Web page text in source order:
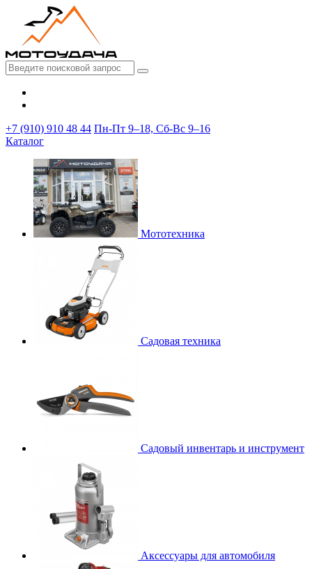
+7 (910) 910 48 44 Пн-Пт 9–18, Сб-Вс 9–16
Каталог
Мототехника
Садовая техника
Садовый инвентарь и инструмент
Аксессуары для автомобиля